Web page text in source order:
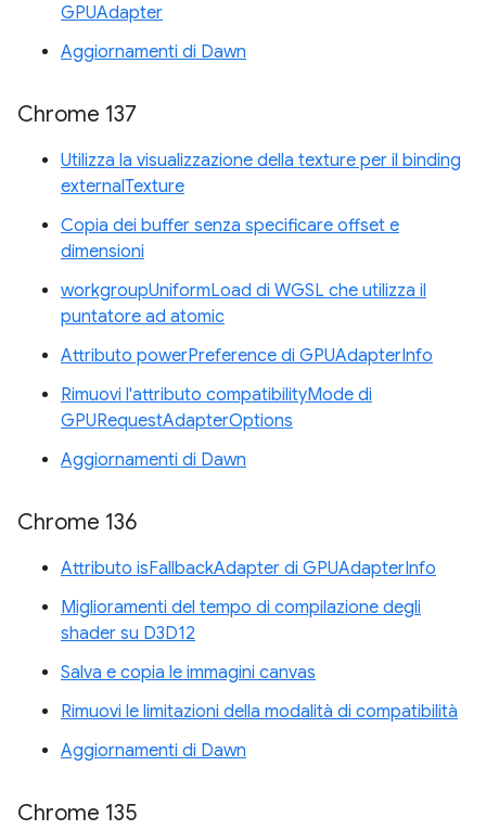
GPUAdapter
Aggiornamenti di Dawn
Chrome 137
Utilizza la visualizzazione della texture per il binding
externalTexture
Copia dei buffer senza specificare offset e
dimensioni
workgroupUniformLoad di WGSL che utilizza il
puntatore ad atomic
Attributo powerPreference di GPUAdapterInfo
Rimuovi l'attributo compatibilityMode di
GPURequestAdapterOptions
Aggiornamenti di Dawn
Chrome 136
Attributo isFallbackAdapter di GPUAdapterInfo
Miglioramenti del tempo di compilazione degli
shader su D3D12
Salva e copia le immagini canvas
Rimuovi le limitazioni della modalità di compatibilità
Aggiornamenti di Dawn
Chrome 135